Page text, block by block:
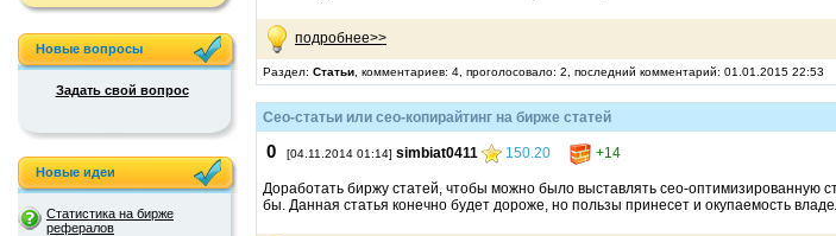
Новые вопросы
Задать свой вопрос
Новые идеи
Статистика на бирже
рефералов
подробнее>>
Раздел: Статьи , комментариев: 4, проголосовало: 2, последний комментарий: 01.01.2015 22:53
Сео-статьи или сео-копирайтинг на бирже статей
0 [04.11.2014 01:14] simbiat0411 150.20 +14
Доработать биржу статей, чтобы можно было выставлять сео-оптимизированную
бы. Данная статья конечно будет дороже, но пользы принесет и окупаемость